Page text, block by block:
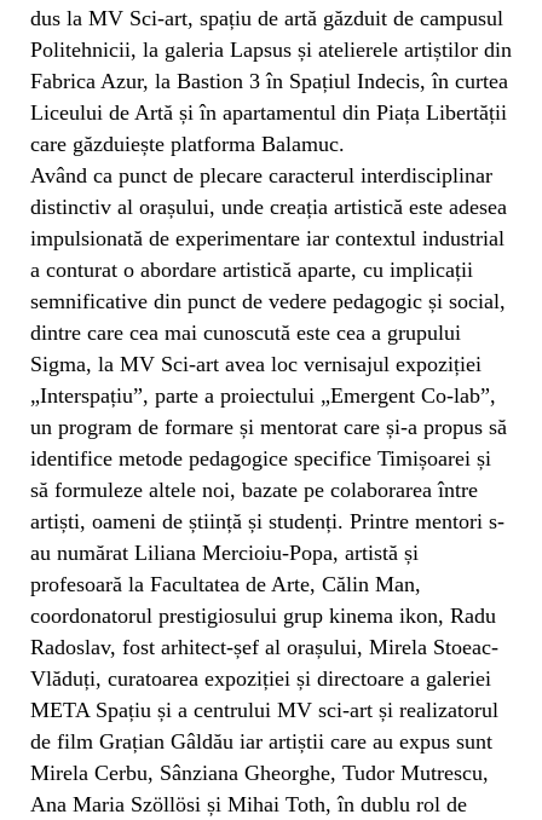
dus la MV Sci-art, spațiu de artă găzduit de campusul
Politehnicii, la galeria Lapsus și atelierele artiștilor din
Fabrica Azur, la Bastion 3 în Spațiul Indecis, în curtea
Liceului de Artă și în apartamentul din Piața Libertății
care găzduiește platforma Balamuc.
Având ca punct de plecare caracterul interdisciplinar
distinctiv al orașului, unde creația artistică este adesea
impulsionată de experimentare iar contextul industrial
a conturat o abordare artistică aparte, cu implicații
semnificative din punct de vedere pedagogic și social,
dintre care cea mai cunoscută este cea a grupului
Sigma, la MV Sci-art avea loc vernisajul expoziției
„Interspațiu”, parte a proiectului „Emergent Co-lab”,
un program de formare și mentorat care și-a propus să
identifice metode pedagogice specifice Timișoarei și
să formuleze altele noi, bazate pe colaborarea între
artiști, oameni de știință și studenți. Printre mentori s-
au numărat Liliana Mercioiu-Popa, artistă și
profesoară la Facultatea de Arte, Călin Man,
coordonatorul prestigiosului grup kinema ikon, Radu
Radoslav, fost arhitect-șef al orașului, Mirela Stoeac-
Vlăduți, curatoarea expoziției și directoare a galeriei
META Spațiu și a centrului MV sci-art și realizatorul
de film Grațian Gâldău iar artiștii care au expus sunt
Mirela Cerbu, Sânziana Gheorghe, Tudor Mutrescu,
Ana Maria Szöllösi și Mihai Toth, în dublu rol de